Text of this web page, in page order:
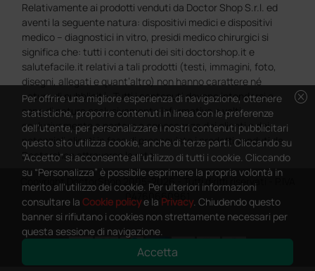
Relativamente ai prodotti venduti da Doctor Shop S.r.l. ed
aventi la seguente natura: dispositivi medici e dispositivi
medico – diagnostici in vitro, presidi medico chirurgici si
significa che: tutti i contenuti dei siti doctorshop.it e
salutefacile.it relativi a tali prodotti (testi, immagini, foto,
disegni, allegati e quant’altro) non hanno carattere né
natura di pubblicità. Tutti i contenuti devono intendersi e
sono di natura esclusivamente informativa e volti
esclusivamente a portare a conoscenza dei clienti e dei
potenziali clienti in fase di preacquisto i prodotti venduti da
Doctorshop attraverso la rete.
Copyright DoctorShop 2005-2026 - Tutti diritti riservati - P.IVA
04760660961
cancel
Per offrire una migliore esperienza di navigazione, ottenere
statistiche, proporre contenuti in linea con le preferenze
dell'utente, per personalizzare i nostri contenuti pubblicitari
questo sito utilizza cookie, anche di terze parti. Cliccando su
“Accetto” si acconsente all'utilizzo di tutti i cookie. Cliccando
su “Personalizza” è possibile esprimere la propria volontà in
merito all'utilizzo dei cookie. Per ulteriori informazioni
consultare la Cookie policye la Privacy. Chiudendo questo
banner si rifiutano i cookies non strettamente necessari per
questa sessione di navigazione.
Accetta